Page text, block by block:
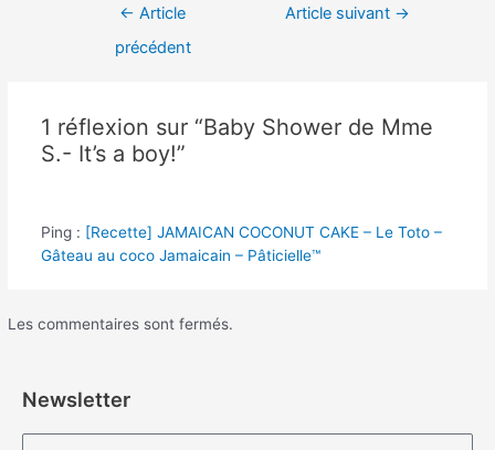
← Article
précédent
Article suivant →
1 réflexion sur “Baby Shower de Mme
S.- It’s a boy!”
Ping : [Recette] JAMAICAN COCONUT CAKE – Le Toto –
Gâteau au coco Jamaicain – Pâticielle™
Les commentaires sont fermés.
Newsletter